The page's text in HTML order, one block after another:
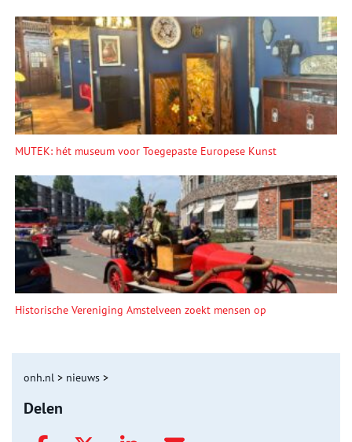
MUTEK: hét museum voor Toegepaste Europese Kunst
Historische Vereniging Amstelveen zoekt mensen op
onh.nl > nieuws >
Delen